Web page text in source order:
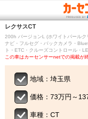
レクサスCT
200h バージョンL (ホワイトパール
ナビ・フルセグ・バックカメラ・
ト・ETC・クルーズコントロール・
この車はカーセンサーnetでの掲載が
地域：埼玉県
価格：73万円～
車種：CT